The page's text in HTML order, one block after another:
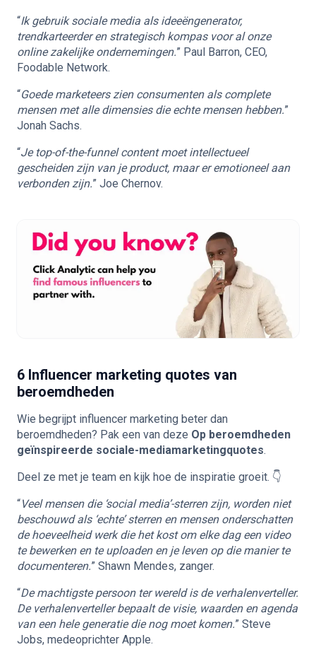
“Ik gebruik sociale media als ideeëngenerator,
trendkarteerder en strategisch kompas voor al onze
online zakelijke ondernemingen.” Paul Barron, CEO,
Foodable Network.
“Goede marketeers zien consumenten als complete
mensen met alle dimensies die echte mensen hebben.”
Jonah Sachs.
“Je top-of-the-funnel content moet intellectueel
gescheiden zijn van je product, maar er emotioneel aan
verbonden zijn.” Joe Chernov.
6 Influencer marketing quotes van
beroemdheden
Wie begrijpt influencer marketing beter dan
beroemdheden? Pak een van deze Op beroemdheden
geïnspireerde sociale-mediamarketingquotes.
Deel ze met je team en kijk hoe de inspiratie groeit. 👇
“Veel mensen die ‘social media’-sterren zijn, worden niet
beschouwd als ‘echte’ sterren en mensen onderschatten
de hoeveelheid werk die het kost om elke dag een video
te bewerken en te uploaden en je leven op die manier te
documenteren.” Shawn Mendes, zanger.
“De machtigste persoon ter wereld is de verhalenverteller.
De verhalenverteller bepaalt de visie, waarden en agenda
van een hele generatie die nog moet komen.” Steve
Jobs, medeoprichter Apple.